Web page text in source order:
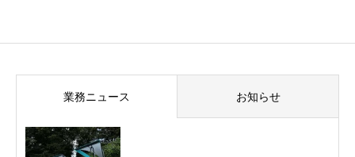
業務ニュース お知らせ